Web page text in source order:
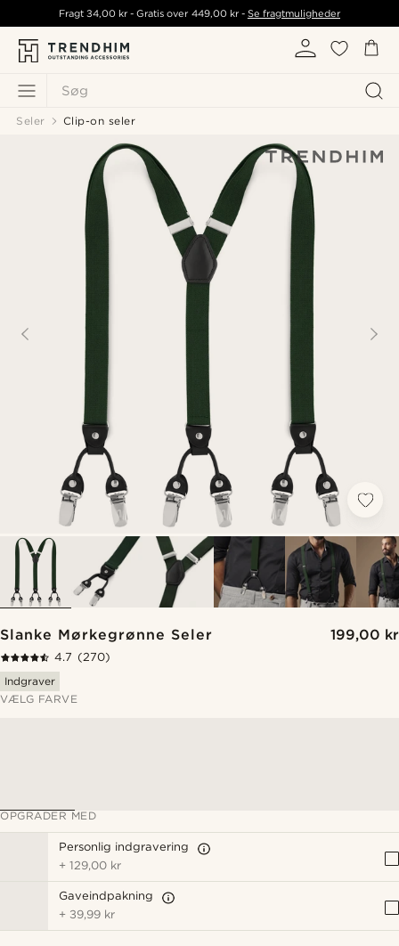
Søg
Fragt34,00 kr - Gratis over 449,00 kr- Se fragtmuligheder
Seler Clip-on seler
Slanke Mørkegrønne Seler 199,00 kr
4.7 (270)
Indgraver
VÆLG FARVE
OPGRADER MED
Personlig indgravering
+129,00 kr
Gaveindpakning
+ 39,99 kr